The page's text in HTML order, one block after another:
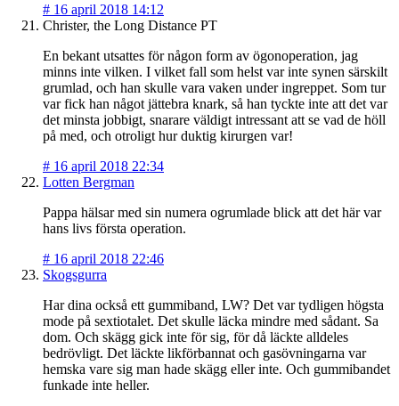
# 16 april 2018 14:12
Christer, the Long Distance PT
En bekant utsattes för någon form av ögonoperation, jag
minns inte vilken. I vilket fall som helst var inte synen särskilt
grumlad, och han skulle vara vaken under ingreppet. Som tur
var fick han något jättebra knark, så han tyckte inte att det var
det minsta jobbigt, snarare väldigt intressant att se vad de höll
på med, och otroligt hur duktig kirurgen var!
# 16 april 2018 22:34
Lotten Bergman
Pappa hälsar med sin numera ogrumlade blick att det här var
hans livs första operation.
# 16 april 2018 22:46
Skogsgurra
Har dina också ett gummiband, LW? Det var tydligen högsta
mode på sextiotalet. Det skulle läcka mindre med sådant. Sa
dom. Och skägg gick inte för sig, för då läckte alldeles
bedrövligt. Det läckte likförbannat och gasövningarna var
hemska vare sig man hade skägg eller inte. Och gummibandet
funkade inte heller.